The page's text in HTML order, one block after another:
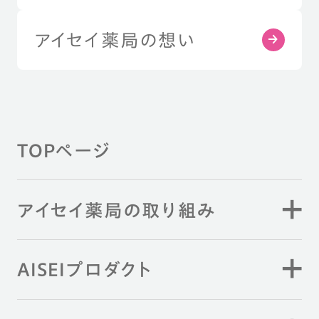
アイセイ薬局の想い
TOPページ
アイセイ薬局の取り組み
AISEIプロダクト